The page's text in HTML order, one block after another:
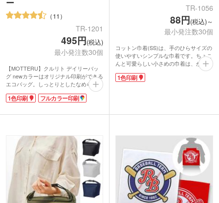
ー
11
TR-1201
495円(税込)
最小発注数30個
【MOTTERU】クルリト デイリーバッ
グ newカラーはオリジナル印刷ができる
エコバッグ。しっとりとしたなめらかな
触り心地で、シワが戻りやすくキレイな
まま使えます。クルリとたためば手のひ
ゴムバンドは縫い付けられているので無
のエコバッグに戻れませんよ!
小売店での販売実績もある商品。ロゴ印
刷したオリジナルバッグは特別感がある
ノベルティになること間違いなしです。
※動画の商品はクルリト フラットバッグ
1色印刷 フルカラー印刷
TR-1056
88円(税込)～
最小発注数30個
コットン巾着(SS)は、手のひらサイズの
使いやすいシンプルな巾着です。ちょこ
んと可愛らしい小さめの巾着は、かさば
らないので小物の持ち歩きに最適です。
アクセサリーやコスメ、充電コードなど
インに名入れが映えます。オリジナルグ
ッズの作成や、お菓子などを入れてギフ
ト用のパッケージとして使ってもオシャ
レです。
1色印刷